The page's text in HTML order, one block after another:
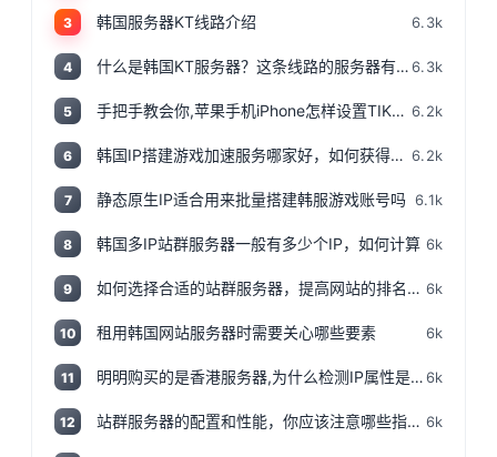
3 韩国服务器KT线路介绍 6.3k
4 什么是韩国KT服务器？这条线路的服务器有哪些特点？6.3k
5 手把手教会你,苹果手机iPhone怎样设置TIKTOK文的运营环境，手把手教你怎样运营海外抖音 服务器购买 6.2k
6 韩国IP搭建游戏加速服务哪家好，如何获得韩国IP 6.2k
7 静态原生IP适合用来批量搭建韩服游戏账号吗 6.1k
8 韩国多IP站群服务器一般有多少个IP，如何计算 6k
9 如何选择合适的站群服务器，提高网站的排名和流量 6k
10 租用韩国网站服务器时需要关心哪些要素 6k
11 明明购买的是香港服务器,为什么检测IP属性是归美国?「视频+文案」6k
12 站群服务器的配置和性能，你应该注意哪些指标和参数？ 6k